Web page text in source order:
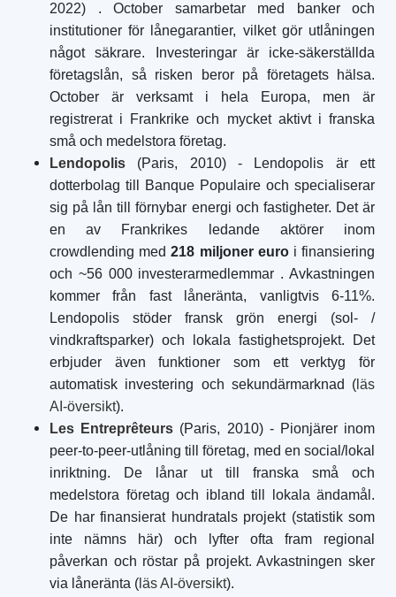
2022)
. October samarbetar med banker och
institutioner för lånegarantier, vilket gör utlåningen
något säkrare. Investeringar är icke-säkerställda
företagslån, så risken beror på företagets hälsa.
October är verksamt i hela Europa, men är
registrerat i Frankrike och mycket aktivt i franska
små och medelstora företag.
Lendopolis (Paris, 2010) - Lendopolis är ett
dotterbolag till Banque Populaire och specialiserar
sig på lån till förnybar energi och fastigheter. Det är
en av Frankrikes ledande aktörer inom
crowdlending med218 miljoner euroi finansiering
och ~56 000 investerarmedlemmar . Avkastningen
kommer från fast låneränta, vanligtvis 6-11%.
Lendopolis stöder fransk grön energi (sol- /
vindkraftsparker) och lokala fastighetsprojekt. Det
erbjuder även funktioner som ett verktyg för
automatisk investering och sekundärmarknad ( läs
AI-översikt).
Les Entreprêteurs (Paris, 2010) - Pionjärer inom
peer-to-peer-utlåning till företag, med en social/lokal
inriktning. De lånar ut till franska små och
medelstora företag och ibland till lokala ändamål.
De har finansierat hundratals projekt (statistik som
inte nämns här) och lyfter ofta fram regional
påverkan och röstar på projekt. Avkastningen sker
via låneränta ( läs AI-översikt).